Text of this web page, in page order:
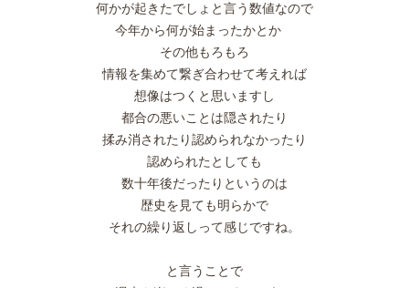
何かが起きたでしょと言う数値なので
今年から何が始まったかとか
その他もろもろ
情報を集めて繋ぎ合わせて考えれば
想像はつくと思いますし
都合の悪いことは隠されたり
揉み消されたり認められなかったり
認められたとしても
数十年後だったりというのは
歴史を見ても明らかで
それの繰り返しって感じですね。
と言うことで